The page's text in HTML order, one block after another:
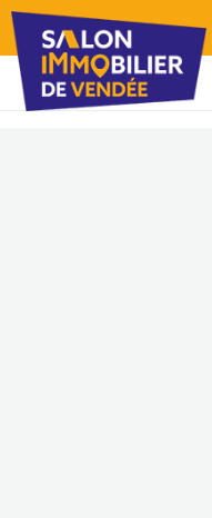
Panneau de gestion des cookies